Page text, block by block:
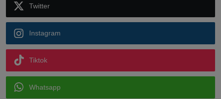
Twitter
Instagram
Tiktok
Whatsapp